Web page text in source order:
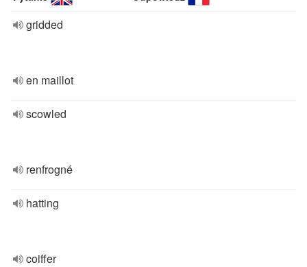
gridded
en maillot
scowled
renfrogné
hatting
coiffer